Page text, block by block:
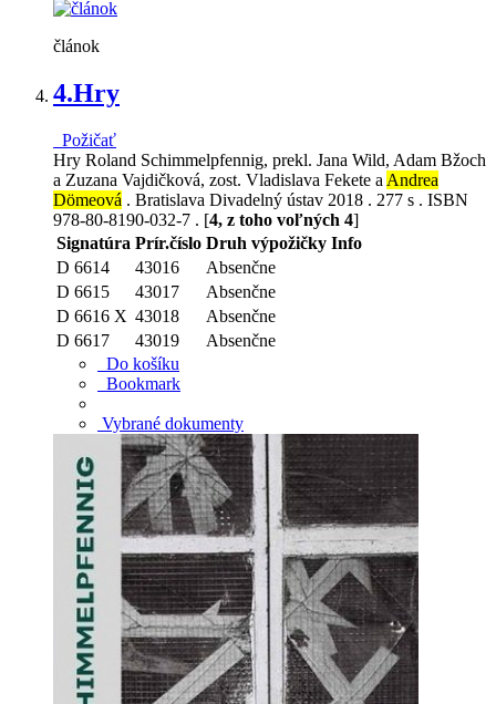
článok
4.Hry
Požičať
Hry Roland Schimmelpfennig, prekl. Jana Wild, Adam Bžoch
a Zuzana Vajdičková, zost. Vladislava Fekete a Andrea
Dömeová . Bratislava Divadelný ústav 2018 . 277 s . ISBN
978-80-8190-032-7 . [4, z toho voľných 4]
Signatúra Prír.číslo Druh výpožičky Info
D 6614
43016
Absenčne
D 6615
43017
Absenčne
D 6616 X 43018
Absenčne
D 6617
43019
Absenčne
Do košíku
Bookmark
Vybrané dokumenty